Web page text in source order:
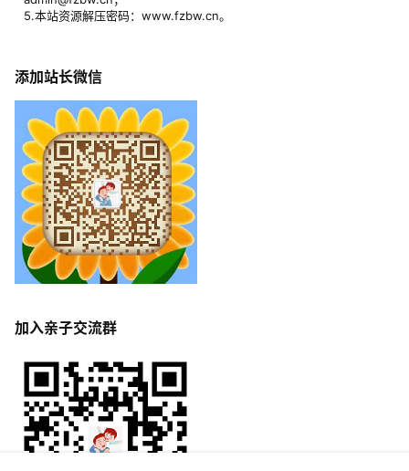
5.本站资源解压密码：www.fzbw.cn。
添加站长微信
加入亲子交流群